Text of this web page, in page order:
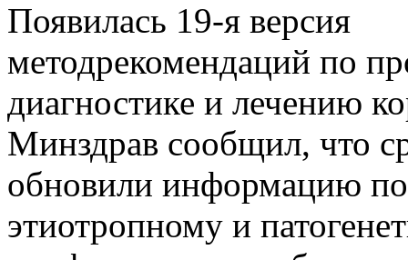
Появилась 19-я версия
методрекомендаций по
диагностике и лечению
Минздрав сообщил, что
обновили информацию по
этиотропному и